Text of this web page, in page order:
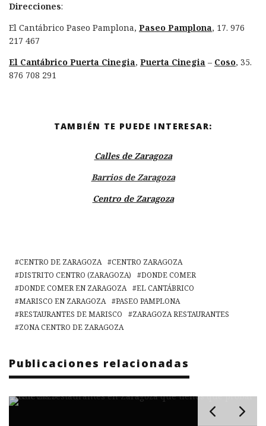
Direcciones:
El Cantábrico Paseo Pamplona, Paseo Pamplona, 17. 976
217 467
El Cantábrico Puerta Cinegia, Puerta Cinegia – Coso, 35.
876 708 291
TAMBIÉN TE PUEDE INTERESAR:
Calles de Zaragoza
Barrios de Zaragoza
Centro de Zaragoza
CENTRO DE ZARAGOZA
CENTRO ZARAGOZA
DISTRITO CENTRO (ZARAGOZA)
DONDE COMER
DONDE COMER EN ZARAGOZA
EL CANTÁBRICO
MARISCO EN ZARAGOZA
PASEO PAMPLONA
RESTAURANTES DE MARISCO
ZARAGOZA RESTAURANTES
ZONA CENTRO DE ZARAGOZA
Publicaciones relacionadas